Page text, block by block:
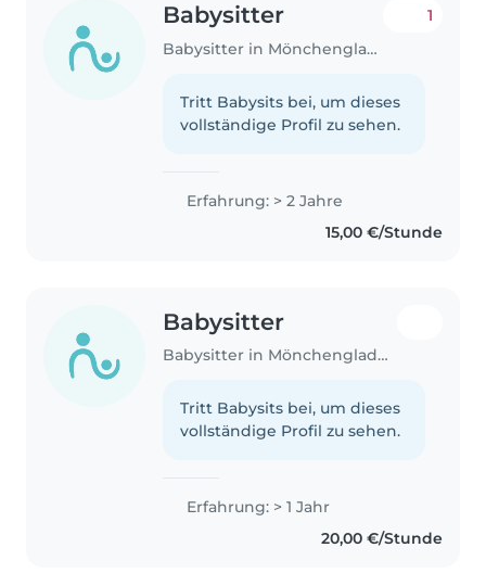
Babysitter
Babysitter in Mönchengladbach
1
Tritt Babysits bei, um dieses
vollständige Profil zu sehen.
Erfahrung: > 2 Jahre
15,00 €/Stunde
Babysitter
Babysitter in Mönchengladbach
Tritt Babysits bei, um dieses
vollständige Profil zu sehen.
Erfahrung: > 1 Jahr
20,00 €/Stunde